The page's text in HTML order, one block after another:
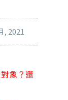
, 2021
象？還